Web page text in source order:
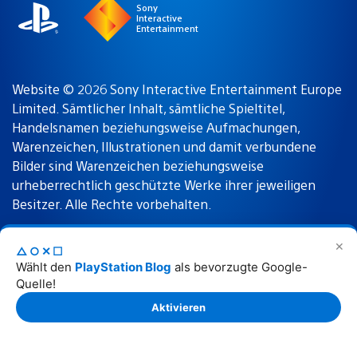
✕
△○✕☐
Wählt den PlayStation Blog als bevorzugte Google-
Quelle!
Aktivieren
Sony
Interactive
Entertainment
Website © 2026 Sony Interactive Entertainment Europe
Limited. Sämtlicher Inhalt, sämtliche Spieltitel,
Handelsnamen beziehungsweise Aufmachungen,
Warenzeichen, Illustrationen und damit verbundene
Bilder sind Warenzeichen beziehungsweise
urheberrechtlich geschützte Werke ihrer jeweiligen
Besitzer. Alle Rechte vorbehalten.
Nutzungsbedingungen Datenschutzrichtlinie
Rechtliche Hinweise